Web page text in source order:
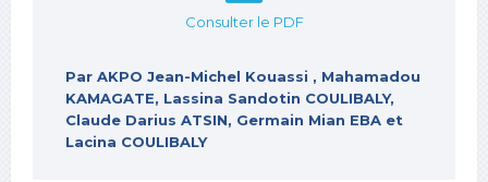
Consulter le PDF
Par AKPO Jean-Michel Kouassi , Mahamadou
KAMAGATE, Lassina Sandotin COULIBALY,
Claude Darius ATSIN, Germain Mian EBA et
Lacina COULIBALY